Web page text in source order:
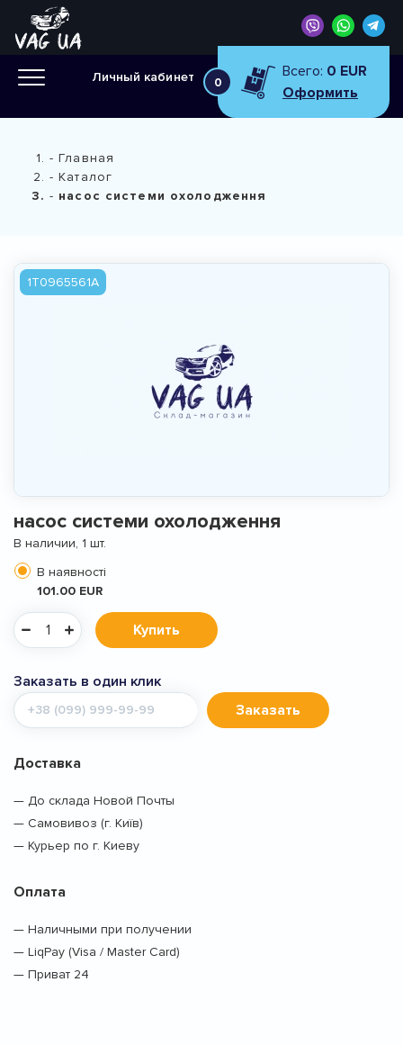
Личный кабинет 0
Всего: 0 EUR
Оформить
Главная
Каталог
насос системи охолодження
1T0965561A
насос системи охолодження
В наличии, 1 шт.
В наявності
101.00 EUR
Купить
Заказать в один клик
Мобильный
телефон
Заказать
Доставка
— До склада Новой Почты
— Самовивоз (г. Київ)
— Курьер по г. Киеву
Оплата
— Наличными при получении
— LiqPay (Visa / Master Card)
— Приват 24